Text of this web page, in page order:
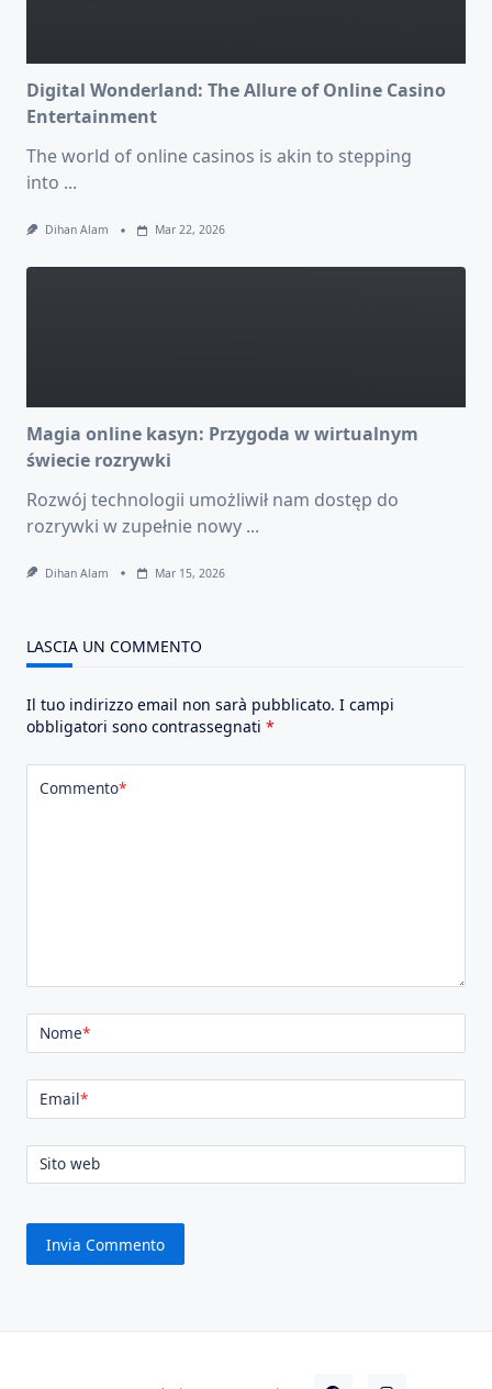
Digital Wonderland: The Allure of Online Casino
Entertainment
The world of online casinos is akin to stepping
into ...
Dihan Alam Mar 22, 2026
Magia online kasyn: Przygoda w wirtualnym
świecie rozrywki
Rozwój technologii umożliwił nam dostęp do
rozrywki w zupełnie nowy ...
Dihan Alam Mar 15, 2026
LASCIA UN COMMENTO
Il tuo indirizzo email non sarà pubblicato. I campi
obbligatori sono contrassegnati *
Commento*
Nome*
Email*
Sito web